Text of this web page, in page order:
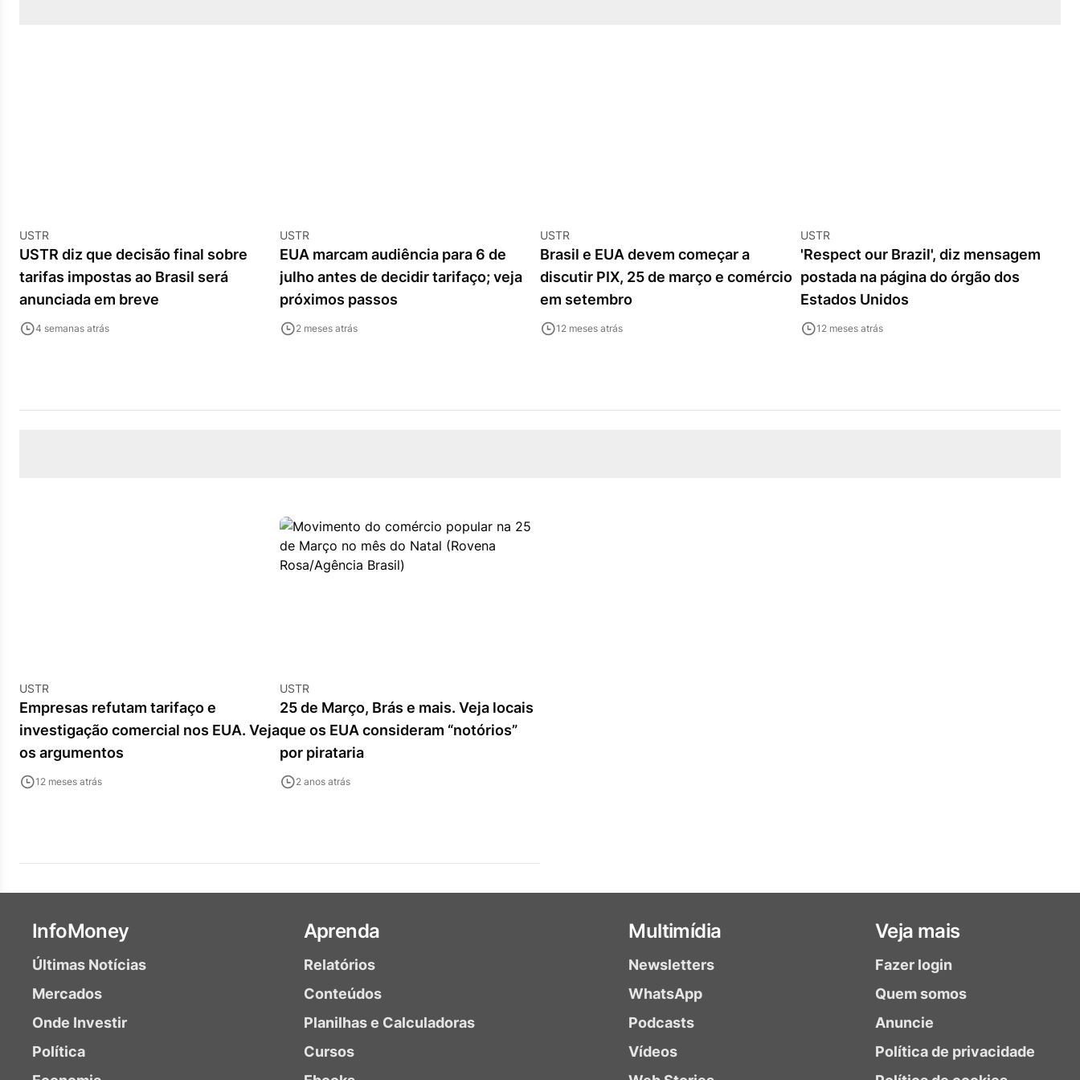
USTR
USTR diz que decisão final sobre
tarifas impostas ao Brasil será
anunciada em breve
4 semanas atrás
USTR
EUA marcam audiência para 6 de
julho antes de decidir tarifaço; veja
próximos passos
2 meses atrás
USTR
Brasil e EUA devem começar a
discutir PIX, 25 de março e comércio
em setembro
12 meses atrás
USTR
'Respect our Brazil', diz mensagem
postada na página do órgão dos
Estados Unidos
12 meses atrás
USTR
Empresas refutam tarifaço e
investigação comercial nos EUA. Veja
os argumentos
12 meses atrás
USTR
25 de Março, Brás e mais. Veja locais
que os EUA consideram “notórios”
por pirataria
2 anos atrás
InfoMoney
Últimas Notícias
Mercados
Onde Investir
Política
Aprenda
Relatórios
Conteúdos
Planilhas e Calculadoras
Cursos
Multimídia
Newsletters
WhatsApp
Podcasts
Vídeos
Veja mais
Fazer login
Quem somos
Anuncie
Política de privacidade